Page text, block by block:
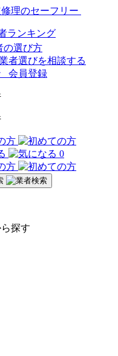
ランキング
の選び方
者選びを相談する
会員登録
0
探す